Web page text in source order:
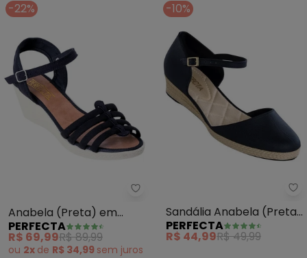
-22%
Perfecta - Anabela (Preta) em
Anabela (Preta) em
Nobuck Sintético
PERFECTA
R$ 69,99R$ 89,99
ou 2x de R$ 34,99 sem juros
-10%
Sandália Anabela (Preta)
Salto Baixo
PERFECTA
R$ 44,99R$ 49,99